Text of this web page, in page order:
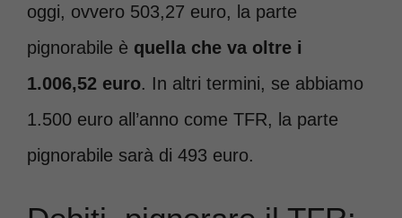
oggi, ovvero 503,27 euro, la parte
pignorabile è quella che va oltre i
1.006,52 euro. In altri termini, se abbiamo
1.500 euro all’anno come TFR, la parte
pignorabile sarà di 493 euro.